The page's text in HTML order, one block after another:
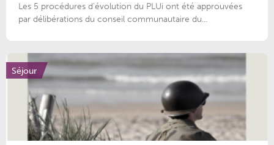
Les 5 procédures d’évolution du PLUi ont été approuvées
par délibérations du conseil communautaire du...
Séjour